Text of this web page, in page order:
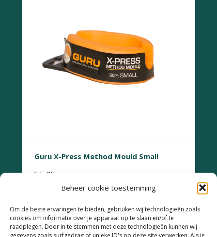
Beheer cookie toestemming
Om de beste ervaringen te bieden, gebruiken wij technologieën zoals
cookies om informatie over je apparaat op te slaan en/of te
raadplegen. Door in te stemmen met deze technologieën kunnen wij
gegevens zoals surfgedrag of unieke ID's op deze site verwerken. Als je
Guru X-Press Method Mould Small
€ 5,49